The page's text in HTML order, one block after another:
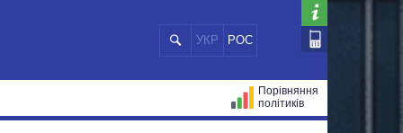
УКР РОС
Порівняння
політиків